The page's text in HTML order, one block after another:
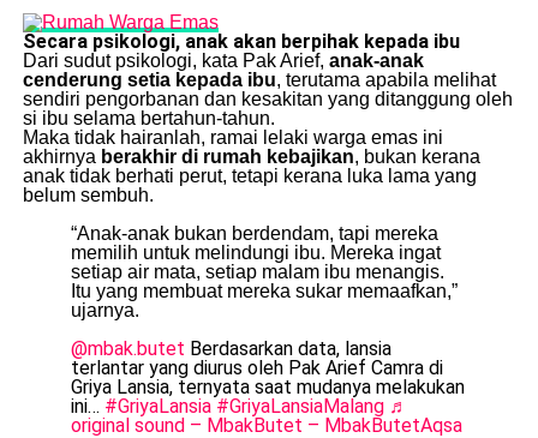
Secara psikologi, anak akan berpihak kepada ibu
Dari sudut psikologi, kata Pak Arief, anak-anak
cenderung setia kepada ibu, terutama apabila melihat
sendiri pengorbanan dan kesakitan yang ditanggung oleh
si ibu selama bertahun-tahun.
Maka tidak hairanlah, ramai lelaki warga emas ini
akhirnya berakhir di rumah kebajikan, bukan kerana
anak tidak berhati perut, tetapi kerana luka lama yang
belum sembuh.
“Anak-anak bukan berdendam, tapi mereka
memilih untuk melindungi ibu. Mereka ingat
setiap air mata, setiap malam ibu menangis.
Itu yang membuat mereka sukar memaafkan,”
ujarnya.
@mbak.butet Berdasarkan data, lansia
terlantar yang diurus oleh Pak Arief Camra di
Griya Lansia, ternyata saat mudanya melakukan
ini… #GriyaLansia #GriyaLansiaMalang ♬
original sound – MbakButet – MbakButetAqsa